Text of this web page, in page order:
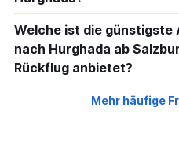
Welche ist die günstigste
nach Hurghada ab
Rückflug anbietet?
Mehr häufige